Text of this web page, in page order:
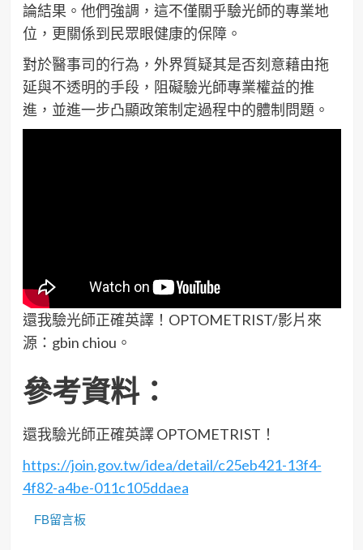
論結果。他們強調，這不僅關乎驗光師的專業地
位，更關係到民眾眼健康的保障。
對於醫事司的行為，外界質疑其是否刻意藉由拖
延與不透明的手段，阻礙驗光師專業權益的推
進，並進一步凸顯政策制定過程中的體制問題。
還我驗光師正確英譯！OPTOMETRIST/影片來
源：gbin chiou。
參考資料：
還我驗光師正確英譯 OPTOMETRIST！
https://join.gov.tw/idea/detail/c25eb421-13f4-
4f82-a4be-011c105ddaea
FB留言板